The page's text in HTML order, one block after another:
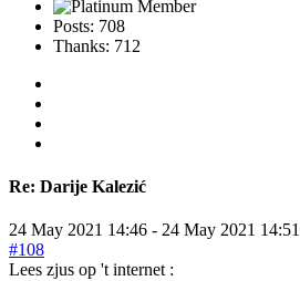
Posts: 708
Thanks: 712
Re: Darije Kalezić
24 May 2021 14:46 - 24 May 2021 14:51
#108
Lees zjus op 't internet :